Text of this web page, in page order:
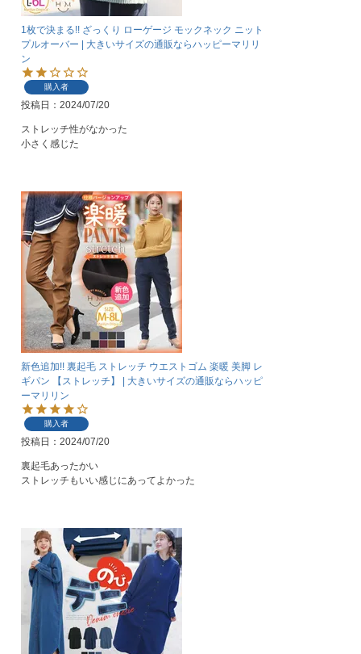
1枚で決まる!! ざっくり ローゲージ モックネック ニット
プルオーバー | 大きいサイズの通販ならハッピーマリリ
ン
購入者
投稿日 2024/07/20
ストレッチ性がなかった
新色追加!! 裏起毛 ストレッチ ウエストゴム 楽暖 美脚 レ
ギパン 【ストレッチ】 | 大きいサイズの通販ならハッピ
ーマリリン
購入者
投稿日 2024/07/20
裏起毛あったかい
ストレッチもいい感じにあってよかった